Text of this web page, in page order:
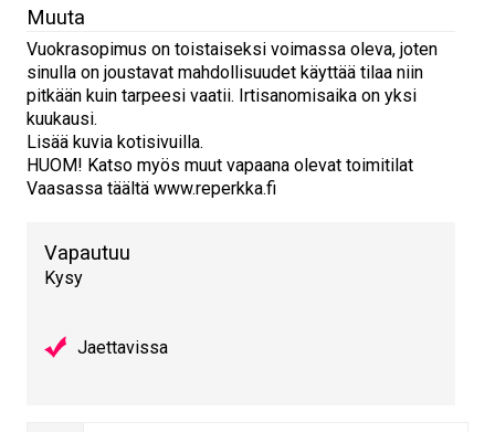
Muuta
Vuokrasopimus on toistaiseksi voimassa oleva, joten
sinulla on joustavat mahdollisuudet käyttää tilaa niin
pitkään kuin tarpeesi vaatii. Irtisanomisaika on yksi
kuukausi.
Lisää kuvia kotisivuilla.
HUOM! Katso myös muut vapaana olevat toimitilat
Vaasassa täältä www.reperkka.fi
Vapautuu
Kysy
Jaettavissa